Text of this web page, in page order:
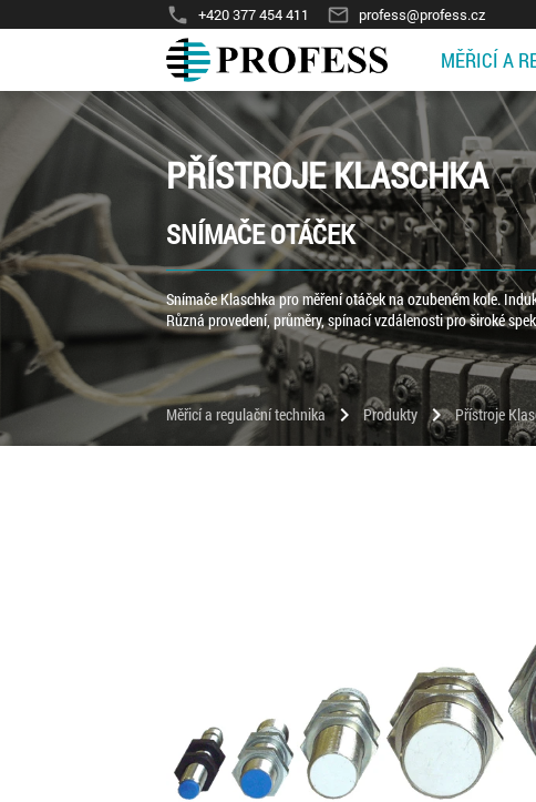
phone +420 377 454 411 mail_outline profess@profess.cz
MĚŘICÍ A
PŘÍSTROJE KLASCHKA
SNÍMAČE OTÁČEK
Snímače Klaschka pro měření otáček na ozubeném kole.
Různá provedení, průměry, spínací vzdálenosti pro široké
Měřicí a regulační technika chevron_right Produkty chevron_right Přístroje